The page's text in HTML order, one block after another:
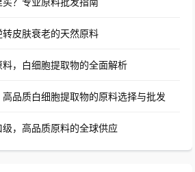
转皮肤衰老的天然原料
，白细胞提取物的全面解析
品质白细胞提取物的原料选择与批发
级，高品质原料的全球供应